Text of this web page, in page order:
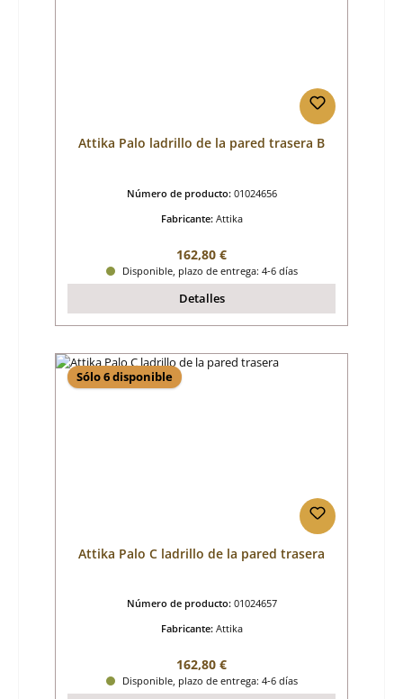
Attika Palo ladrillo de la pared trasera B
Número de producto: 01024656
Fabricante: Attika
Precio normal:
162,80 €
Disponible, plazo de entrega: 4-6 días
Detalles
Sólo 6 disponible
Attika Palo C ladrillo de la pared trasera
Número de producto: 01024657
Fabricante: Attika
Precio normal:
162,80 €
Disponible, plazo de entrega: 4-6 días